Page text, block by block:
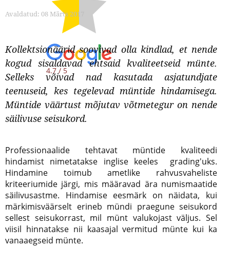
4.7 / 5
Avaldatud: 08 Märts 2017
Kollektsionäärid soovivad olla kindlad, et nende
kogud sisaldavad ehtsaid kvaliteetseid münte.
Selleks võivad nad kasutada asjatundjate
teenuseid, kes tegelevad müntide hindamisega.
Müntide väärtust mõjutav võtmetegur on nende
säilivuse seisukord.
Professionaalide tehtavat müntide kvaliteedi
hindamist nimetatakse inglise keeles grading'uks.
Hindamine toimub ametlike rahvusvaheliste
kriteeriumide järgi, mis määravad ära numismaatide
säilivusastme. Hindamise eesmärk on näidata, kui
märkimisväärselt erineb mündi praegune seisukord
sellest seisukorrast, mil münt valukojast väljus. Sel
viisil hinnatakse nii kaasajal vermitud münte kui ka
vanaaegseid münte.